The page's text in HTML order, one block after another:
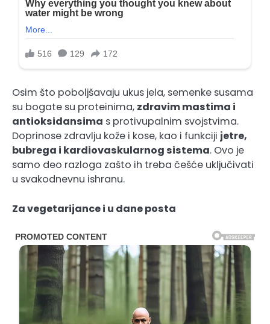
Osim što poboljšavaju ukus jela, semenke susama
su bogate su proteinima, zdravim mastima i
antioksidansima s protivupalnim svojstvima.
Doprinose zdravlju kože i kose, kao i funkciji jetre,
bubrega i kardiovaskularnog sistema. Ovo je
samo deo razloga zašto ih treba češće uključivati
u svakodnevnu ishranu.
Za vegetarijance i u dane posta